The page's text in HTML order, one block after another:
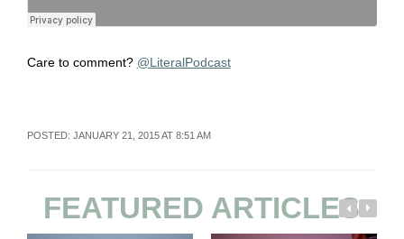
Care to comment? @LiteralPodcast
POSTED: JANUARY 21, 2015 AT 8:51 AM
FEATURED ARTICLES